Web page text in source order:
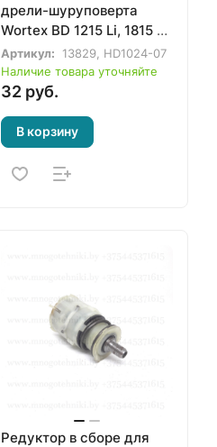
дрели-шуруповерта
Wortex BD 1215 Li, 1815 Li,
1213-1 Li
Артикул:
13829, HD1024-07
Наличие товара уточняйте
32 руб.
В корзину
Редуктор в сборе для